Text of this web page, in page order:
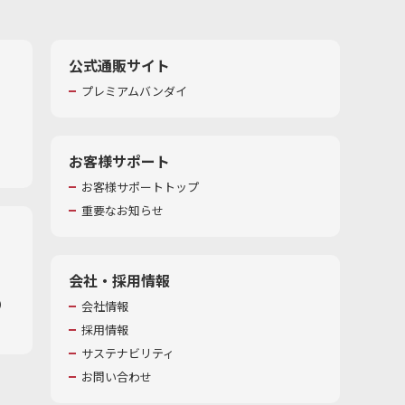
公式通販サイト
プレミアムバンダイ
お客様サポート
お客様サポートトップ
重要なお知らせ
会社・採用情報
会社情報
採用情報
サステナビリティ
お問い合わせ